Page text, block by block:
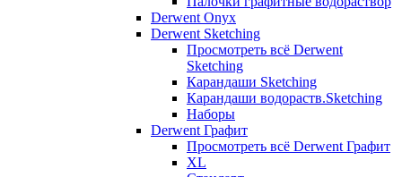
Derwent Onyx
Derwent Sketching
Просмотреть всё Derwent
Sketching
Карандаши Sketching
Карандаши водораств.Sketching
Наборы
Derwent Графит
Просмотреть всё Derwent Графит
XL